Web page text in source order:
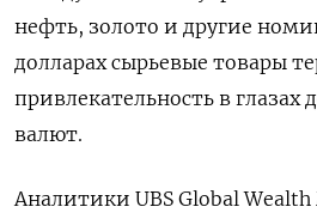
нефть, золото и другие
долларах сырьевые товары
привлекательность в глазах
валют.
Аналитики UBS Global Wealth